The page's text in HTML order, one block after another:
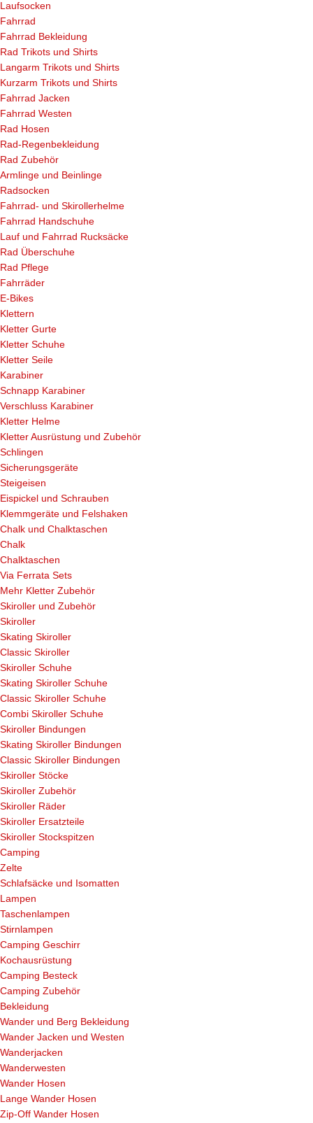
Laufsocken
Fahrrad
Fahrrad Bekleidung
Rad Trikots und Shirts
Langarm Trikots und Shirts
Kurzarm Trikots und Shirts
Fahrrad Jacken
Fahrrad Westen
Rad Hosen
Rad-Regenbekleidung
Rad Zubehör
Armlinge und Beinlinge
Radsocken
Fahrrad- und Skirollerhelme
Fahrrad Handschuhe
Lauf und Fahrrad Rucksäcke
Rad Überschuhe
Rad Pflege
Fahrräder
E-Bikes
Klettern
Kletter Gurte
Kletter Schuhe
Kletter Seile
Karabiner
Schnapp Karabiner
Verschluss Karabiner
Kletter Helme
Kletter Ausrüstung und Zubehör
Schlingen
Sicherungsgeräte
Steigeisen
Eispickel und Schrauben
Klemmgeräte und Felshaken
Chalk und Chalktaschen
Chalk
Chalktaschen
Via Ferrata Sets
Mehr Kletter Zubehör
Skiroller und Zubehör
Skiroller
Skating Skiroller
Classic Skiroller
Skiroller Schuhe
Skating Skiroller Schuhe
Classic Skiroller Schuhe
Combi Skiroller Schuhe
Skiroller Bindungen
Skating Skiroller Bindungen
Classic Skiroller Bindungen
Skiroller Stöcke
Skiroller Zubehör
Skiroller Räder
Skiroller Ersatzteile
Skiroller Stockspitzen
Camping
Zelte
Schlafsäcke und Isomatten
Lampen
Taschenlampen
Stirnlampen
Camping Geschirr
Kochausrüstung
Camping Besteck
Camping Zubehör
Bekleidung
Wander und Berg Bekleidung
Wander Jacken und Westen
Wanderjacken
Wanderwesten
Wander Hosen
Lange Wander Hosen
Zip-Off Wander Hosen